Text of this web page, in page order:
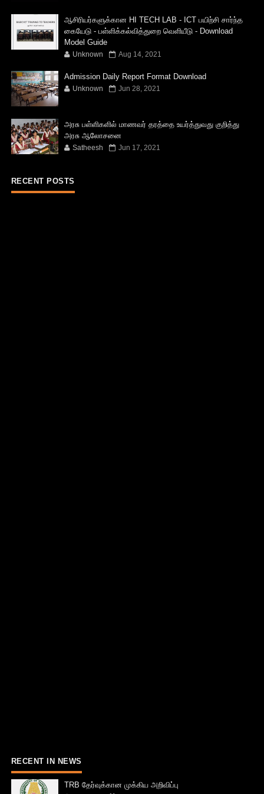
ஆசிரியர்களுக்கான HI TECH LAB - ICT பயிற்சி சார்ந்த
கையேடு - பள்ளிக்கல்வித்துறை வெளியீடு - Download
Model Guide
Unknown Aug 14, 2021
Admission Daily Report Format Download
Unknown Jun 28, 2021
அரசு பள்ளிகளில் மாணவர் தரத்தை உயர்த்துவது குறித்து
அரசு ஆலோசனை
Satheesh Jun 17, 2021
RECENT POSTS
RECENT IN NEWS
TRB தேர்வுக்கான முக்கிய அறிவிப்பு